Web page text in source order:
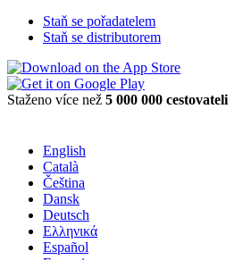
Staň se pořadatelem
Staň se distributorem
Staženo více než 5 000 000 cestovateli
English
Català
Čeština
Dansk
Deutsch
Ελληνικά
Español